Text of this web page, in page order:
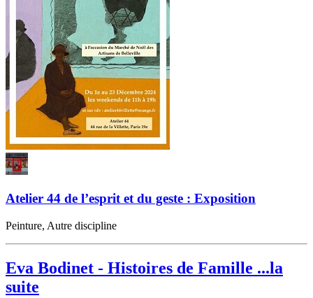
Atelier 44 de l’esprit et du geste : Exposition
Peinture, Autre discipline
Eva Bodinet - Histoires de Famille ...la
suite